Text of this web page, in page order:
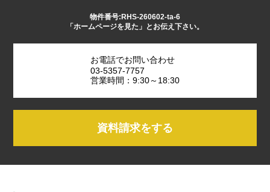
物件番号:RHS-260602-ta-6
「ホームページを見た」とお伝え下さい。
お電話でお問い合わせ
03-5357-7757
営業時間：9:30～18:30
資料請求をする